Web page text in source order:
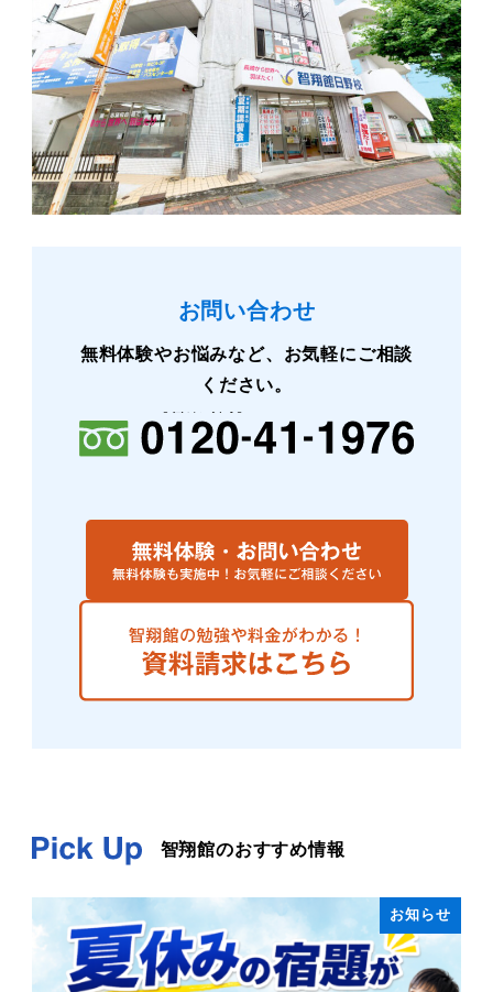
お問い合わせ
無料体験やお悩みなど、お気軽にご相談
ください。
智翔館のおすすめ情報
お知らせ